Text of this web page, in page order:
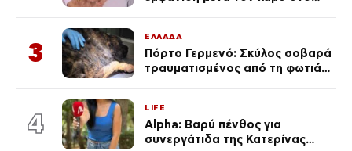
3
ΕΛΛΑΔΑ
Πόρτο Γερμενό: Σκύλος σοβαρά
τραυματισμένος από τη φωτιά
4
LIFE
Alpha: Βαρύ πένθος για
συνεργάτιδα της Κατερίνας